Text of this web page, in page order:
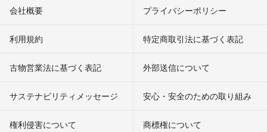
会社概要 プライバシーポリシー
利用規約 特定商取引法に基づく表記
古物営業法に基づく表記 外部送信について
サステナビリティメッセージ 安心・安全のための取り組み
権利侵害について
商標権について